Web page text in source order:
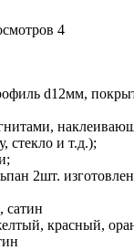
4
d12мм,
стекло и т.д.);
2шт.
сатин
красный,